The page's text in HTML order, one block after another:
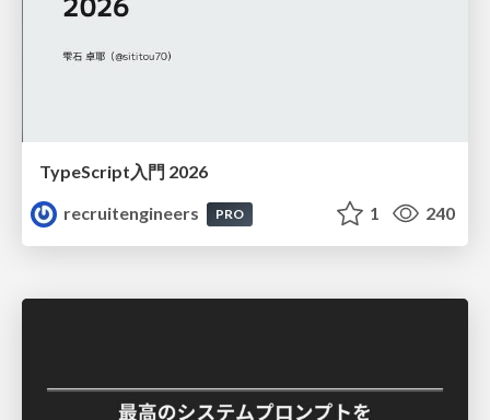
TypeScript入門 2026
recruitengineers
PRO 1 240